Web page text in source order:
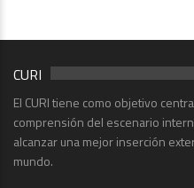
CURI
El CURI tiene como objetivo
comprensión del escenario
alcanzar una mejor inserción
mundo.